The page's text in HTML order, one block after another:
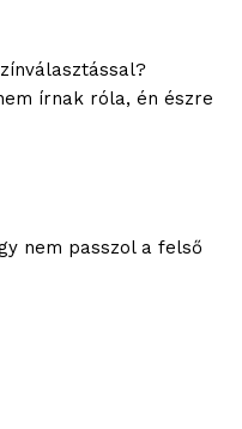
írnak róla, én észre
nem passzol a felső